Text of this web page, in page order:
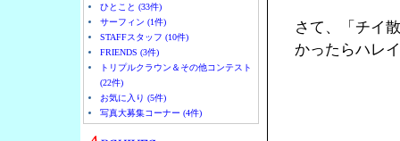
ひとこと (33件)
サーフィン (1件)
STAFFスタッフ (10件)
FRIENDS (3件)
トリプルクラウン＆その他コンテスト
(22件)
お気に入り (5件)
写真大募集コーナー (4件)
さて、「チイ
かったらハレ